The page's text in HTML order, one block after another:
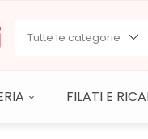
Tutte le categorie
FILATI E